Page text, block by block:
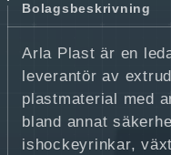
Bolagsbeskrivning
Arla Plast är en
leverantör av
plastmaterial med
bland annat
ishockeyrinkar,